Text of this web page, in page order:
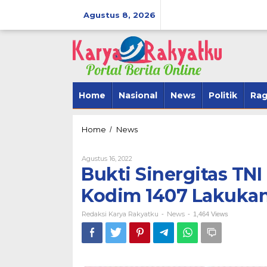
Agustus 8, 2026
Home Nasional News Politik
Home / NewsBukti
Brimob
Bone
Dan
Kodim
1407
Lakukan
Ini
Agustus 16, 2022
Redaksi
Karya
Rakyatku
Bukti Sinergitas
Kodim 1407
Redaksi Karya Rakyatku - News - 1,464 Views
BerAmal
SipakarioMi
Tegak Lurus
Di Politik